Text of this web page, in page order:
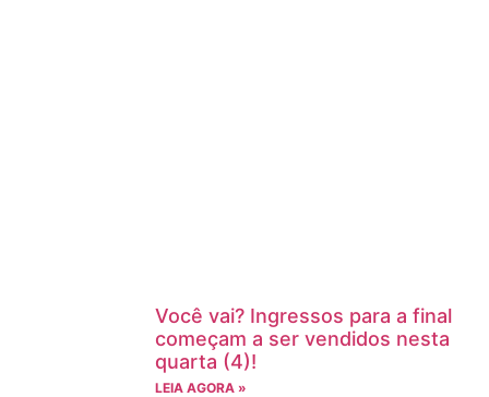
Você vai? Ingressos para a final
começam a ser vendidos nesta
quarta (4)!
LEIA AGORA »